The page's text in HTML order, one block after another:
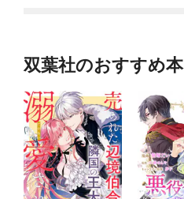
双葉社のおすすめ本